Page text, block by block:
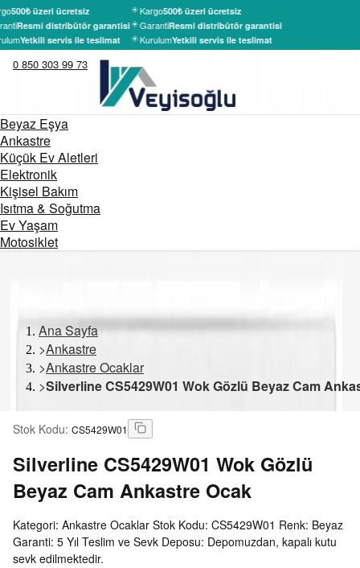
500₺ üzeri ücretsiz
Resmi distribütör garantisi
Yetkili servis ile teslimat
Kargo500₺ üzeri ücretsiz
GarantiResmi distribütör garantisi
KurulumYetkili servis ile teslimat
0 850 303 99 73
Beyaz Eşya
Ankastre
Küçük Ev Aletleri
Elektronik
Kişisel Bakım
Isıtma & Soğutma
Ev Yaşam
Motosiklet
Ana Sayfa
>Ankastre
>Ankastre Ocaklar
>Silverline CS5429W01 Wok Gözlü Beyaz Cam
Stok Kodu: CS5429W01
Silverline CS5429W01 Wok Gözlü
Beyaz Cam Ankastre Ocak
Kategori: Ankastre Ocaklar Stok Kodu: CS5429W01 Renk: Beyaz
Garanti: 5 Yıl Teslim ve Sevk Deposu: Depomuzdan, kapalı kutu
sevk edilmektedir.